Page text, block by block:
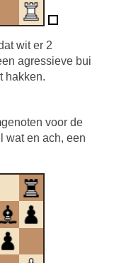
wit er 2
agressieve bui
hakken.
voor de
wat en ach, een